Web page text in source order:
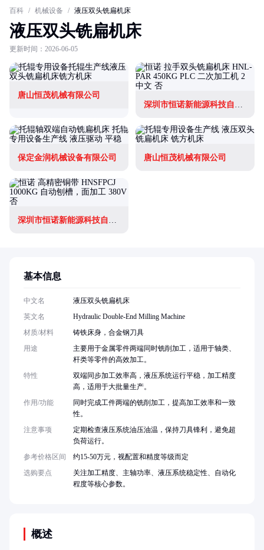
百科 / 机械设备 / 液压双头铣扁机床
液压双头铣扁机床
更新时间：2026-06-05
唐山恒茂机械有限公司
深圳市恒诺新能源科技自动化有限公司
保定金润机械设备有限公司 唐山恒茂机械有限公司
深圳市恒诺新能源科技自动化有限公司
概述
基本信息
中文名
液压双头铣扁机床
英文名
Hydraulic Double-End Milling Machine
材质/材料
铸铁床身，合金钢刀具
用途
主要用于金属零件两端同时铣削加工，适用于轴类、
杆类等零件的高效加工。
特性
双端同步加工效率高，液压系统运行平稳，加工精度
高，适用于大批量生产。
作用/功能
同时完成工件两端的铣削加工，提高加工效率和一致
性。
注意事项
定期检查液压系统油压油温，保持刀具锋利，避免超
负荷运行。
参考价格区间
约15-50万元，视配置和精度等级而定
选购要点
关注加工精度、主轴功率、液压系统稳定性、自动化
程度等核心参数。